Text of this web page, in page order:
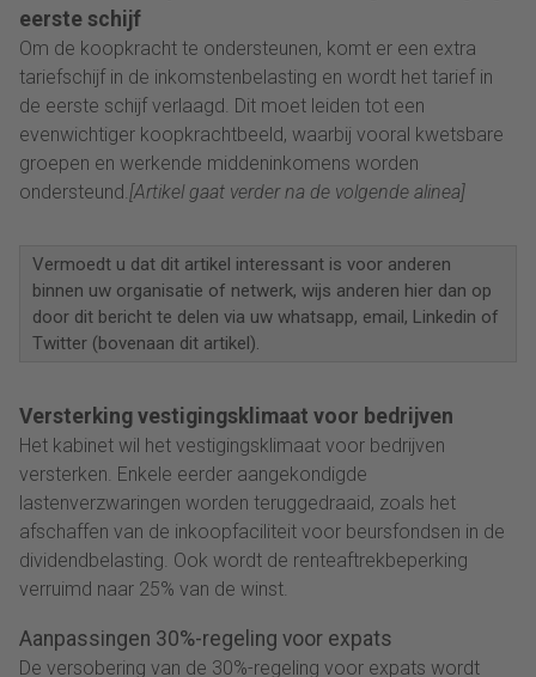
eerste schijf
Om de koopkracht te ondersteunen, komt er een extra
tariefschijf in de inkomstenbelasting en wordt het tarief in
de eerste schijf verlaagd. Dit moet leiden tot een
evenwichtiger koopkrachtbeeld, waarbij vooral kwetsbare
groepen en werkende middeninkomens worden
ondersteund. [Artikel gaat verder na de volgende alinea]
Vermoedt u dat dit artikel interessant is voor anderen
binnen uw organisatie of netwerk, wijs anderen hier dan op
door dit bericht te delen via uw whatsapp, email, Linkedin of
Twitter (bovenaan dit artikel).
Versterking vestigingsklimaat voor bedrijven
Het kabinet wil het vestigingsklimaat voor bedrijven
versterken. Enkele eerder aangekondigde
lastenverzwaringen worden teruggedraaid, zoals het
afschaffen van de inkoopfaciliteit voor beursfondsen in de
dividendbelasting. Ook wordt de renteaftrekbeperking
verruimd naar 25% van de winst.
Aanpassingen 30%-regeling voor expats
De versobering van de 30%-regeling voor expats wordt